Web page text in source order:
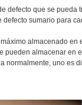
defecto que se pueda
defecto sumario para
almacenado en
pueden almacenar en
normalmente, uno es